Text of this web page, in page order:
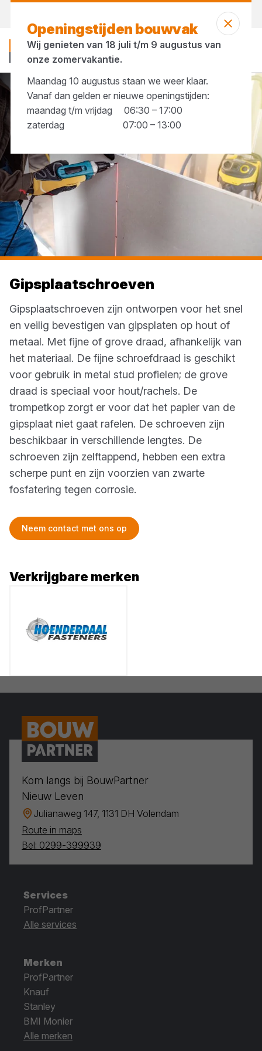
... Gipsplaatschroeven
Gipsplaatschroeven
Gipsplaatschroeven zijn ontworpen voor het snel
en veilig bevestigen van gipsplaten op hout of
metaal. Met fijne of grove draad, afhankelijk van
het materiaal. De fijne schroefdraad is geschikt
voor gebruik in metal stud profielen; de grove
draad is speciaal voor hout/rachels. De
trompetkop zorgt er voor dat het papier van de
gipsplaat niet gaat rafelen. De schroeven zijn
beschikbaar in verschillende lengtes. De
schroeven zijn zelftappend, hebben een extra
scherpe punt en zijn voorzien van zwarte
fosfatering tegen corrosie.
Neem contact met ons op
Verkrijgbare merken
Openingstijden bouwvak
Wij genieten van 18 juli t/m 9 augustus van
onze zomervakantie.
Maandag 10 augustus staan we weer klaar.
Vanaf dan gelden er nieuwe openingstijden:
maandag t/m vrijdag 06:30 – 17:00
zaterdag 07:00 – 13:00
Kom langs bij BouwPartner
Nieuw Leven
Julianaweg 147, 1131 DH Volendam
Route in maps
Bel: 0299-399939
Services
ProfPartner
Alle services
Merken
ProfPartner
Knauf
Stanley
BMI Monier
Alle merken